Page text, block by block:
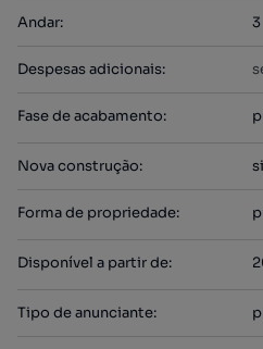
Andar: 3
Despesas adicionais:
Fase de acabamento:
Nova construção:
Forma de propriedade:
Disponível a partir de:
Tipo de anunciante: